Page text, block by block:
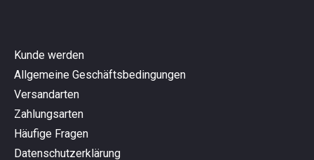
Kunde werden
Allgemeine Geschäftsbedingungen
Versandarten
Zahlungsarten
Häufige Fragen
Datenschutzerklärung